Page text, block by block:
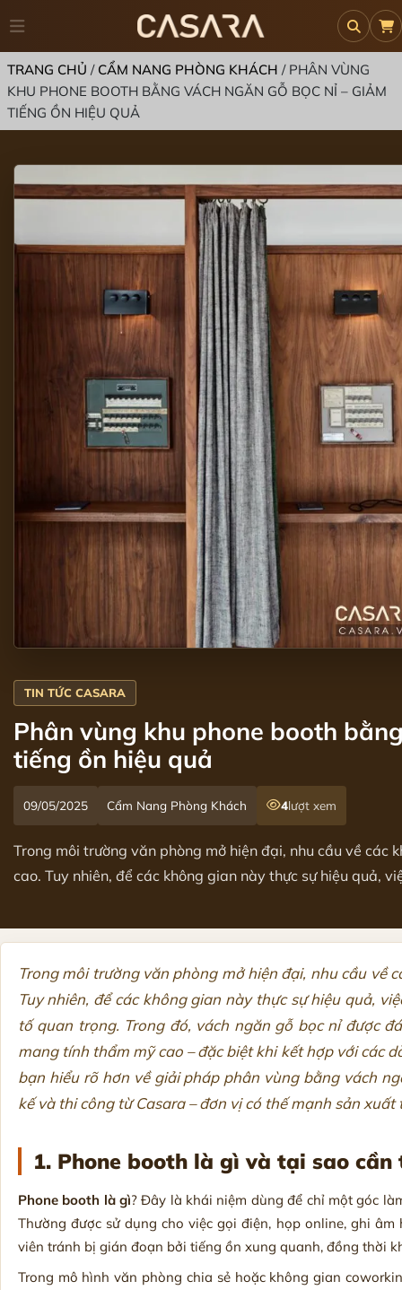
TRANG CHỦ / CẨM NANG PHÒNG KHÁCH / PHÂN VÙNG
KHU PHONE BOOTH BẰNG VÁCH NGĂN GỖ BỌC NỈ – GIẢM
TIẾNG ỒN HIỆU QUẢ
Phân vùng khu phone booth
tiếng ồn hiệu quả
09/05/2025 Cẩm Nang Phòng Khách 4lượt xem
Trong môi trường văn phòng mở hiện đại, nhu cầu về các
cao. Tuy nhiên, để các không gian này thực sự hiệu quả,
Trong môi trường văn phòng mở hiện đại, nhu cầu về
Tuy nhiên, để các không gian này thực sự hiệu quả,
tố quan trọng. Trong đó, vách ngăn gỗ bọc nỉ được
mang tính thẩm mỹ cao – đặc biệt khi kết hợp với các
bạn hiểu rõ hơn về giải pháp phân vùng bằng vách
kế và thi công từ Casara – đơn vị có thế mạnh sản
1. Phone booth là gì và tại sao
Phone booth là gì? Đây là khái niệm dùng để chỉ một góc
Thường được sử dụng cho việc gọi điện, họp online, ghi
viên tránh bị gián đoạn bởi tiếng ồn xung quanh, đồng thời
Trong mô hình văn phòng chia sẻ hoặc không gian